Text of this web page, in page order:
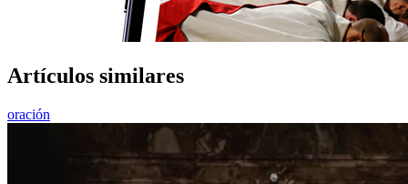
Artículos similares
oración